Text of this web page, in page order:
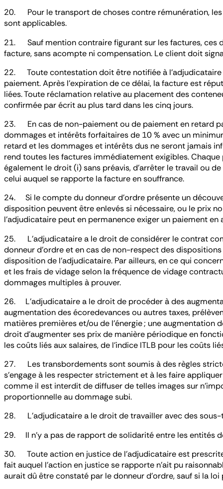
20. Pour le transport de choses contre rémunération, les
sont applicables.
21. Sauf mention contraire figurant sur les factures, ces
facture, sans acompte ni compensation. Le client doit
22. Toute contestation doit être notifiée à l’adjudicataire
paiement. Après l’expiration de ce délai, la facture est
liées. Toute réclamation relative au placement des
confirmée par écrit au plus tard dans les cinq jours.
23. En cas de non-paiement ou de paiement en retard
dommages et intérêts forfaitaires de 10 % avec un
retard et les dommages et intérêts dus ne seront jamais
rend toutes les factures immédiatement exigibles.
également le droit (i) sans préavis, d’arrêter le travail ou
celui auquel se rapporte la facture en souffrance.
24. Si le compte du donneur d’ordre présente un
disposition peuvent être enlevés si nécessaire, ou le prix
l’adjudicataire peut en permanence exiger un paiement
25. L’adjudicataire a le droit de considérer le contrat
donneur d’ordre et en cas de non-respect des
disposition de l’adjudicataire. Par ailleurs, en ce qui
et les frais de vidage selon la fréquence de vidage
dommages multiples à prouver.
26. L’adjudicataire a le droit de procéder à des
augmentation des écoredevances ou autres taxes,
matières premières et/ou de l’énergie ; une
droit d’augmenter ses prix de manière périodique en
les coûts liés aux salaires, de l’indice ITLB pour les
27. Les transbordements sont soumis à des règles
s’engage à les respecter strictement et à les faire
comme il est interdit de diffuser de telles images sur
proportionnelle au dommage subi.
28. L’adjudicataire a le droit de travailler avec des
29. Il n’y a pas de rapport de solidarité entre les entités
30. Toute action en justice de l’adjudicataire est
fait auquel l’action en justice se rapporte n’ait pu
aurait dû être constaté par le donneur d’ordre, sauf si la